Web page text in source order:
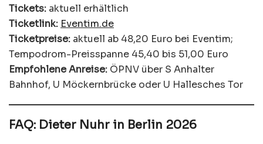
Tickets: aktuell erhältlich
Ticketlink: Eventim.de
Ticketpreise: aktuell ab 48,20 Euro bei Eventim;
Tempodrom-Preisspanne 45,40 bis 51,00 Euro
Empfohlene Anreise: ÖPNV über S Anhalter
Bahnhof, U Möckernbrücke oder U Hallesches Tor
FAQ: Dieter Nuhr in Berlin 2026